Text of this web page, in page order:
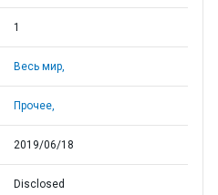
1
Весь мир,
Прочее,
2019/06/18
Disclosed